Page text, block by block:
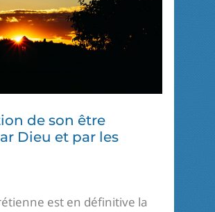
de son être
Dieu et par les
est en définitive la